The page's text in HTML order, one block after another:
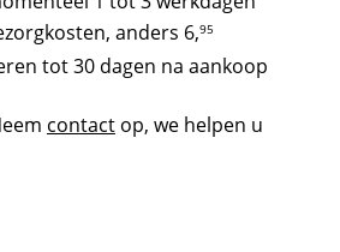
anders 6,95
tot 30 dagen na aankoop
contactop, we helpen u